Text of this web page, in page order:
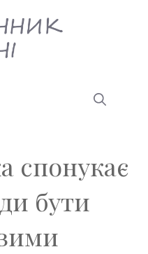
спонукає
бути